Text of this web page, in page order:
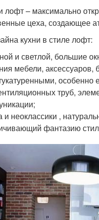
– максимально
цеха, создающее
кухни в стиле лофт:
и светлой, большие
мебели, аксессуаров,
особенно
труб,
и неоклассики ,
фантазию